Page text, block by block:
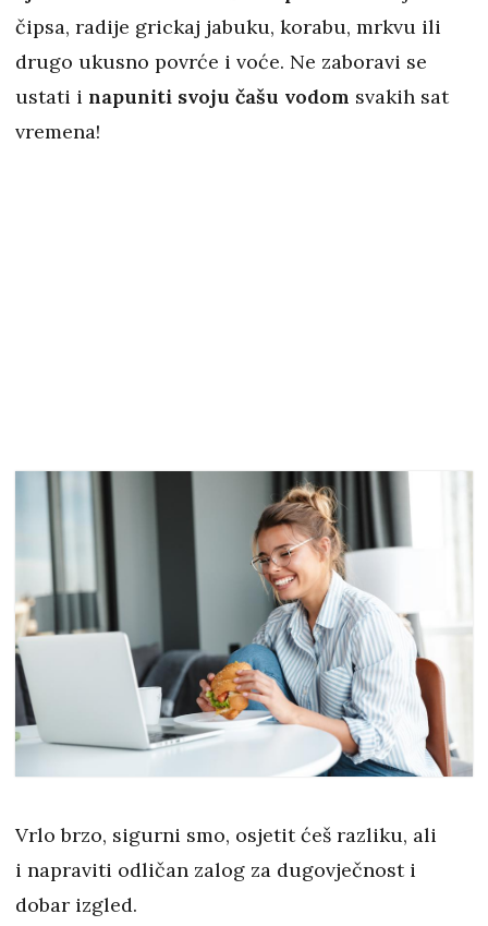
čipsa, radije grickaj jabuku, korabu, mrkvu ili
drugo ukusno povrće i voće. Ne zaboravi se
ustati i napuniti svoju čašu vodom svakih sat
vremena!
Vrlo brzo, sigurni smo, osjetit ćeš razliku, ali
i napraviti odličan zalog za dugovječnost i
dobar izgled.